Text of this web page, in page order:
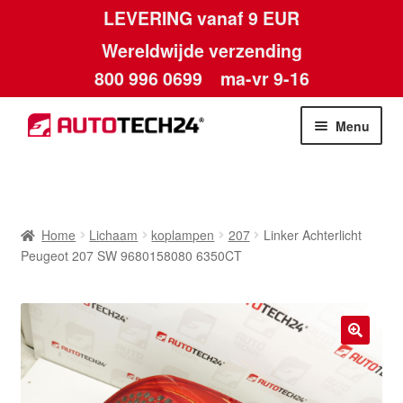
LEVERING vanaf 9 EUR
Wereldwijde verzending
800 996 0699 ma-vr 9-16
Ga
door
Ga
naar
Menu
Betalingen
Contact
Home Lichaam koplampen 207
Linker Achterlicht
Peugeot 207 SW 9680158080 6350CT
🔍